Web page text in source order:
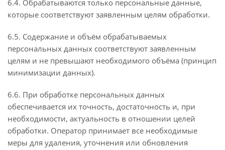
6.4. Обрабатываются только персональные данные,
которые соответствуют заявленным целям обработки.
6.5. Содержание и объём обрабатываемых
персональных данных соответствуют заявленным
целям и не превышают необходимого объёма (принцип
минимизации данных).
6.6. При обработке персональных данных
обеспечивается их точность, достаточность и, при
необходимости, актуальность в отношении целей
обработки. Оператор принимает все необходимые
меры для удаления, уточнения или обновления